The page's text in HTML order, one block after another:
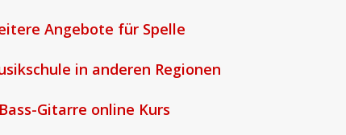
Angebote für Spelle
in anderen Regionen
Gitarre online Kurs